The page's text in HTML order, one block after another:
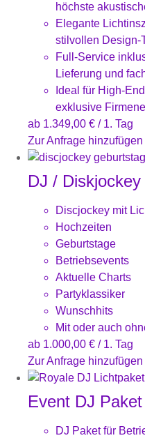
höchste
Elegante
stilvollen Design-
Full-Service
Lieferung und
Ideal für High-
exklusive
ab 1.349,00 € / 1. Tag
Zur Anfrage hinzufügen
DJ /
Discjockey mit
Hochzeiten
Geburtstage
Betriebsevents
Aktuelle Charts
Partyklassiker
Wunschhits
Mit oder auch
ab 1.000,00 € / 1. Tag
Zur Anfrage hinzufügen
Event DJ
DJ Paket für